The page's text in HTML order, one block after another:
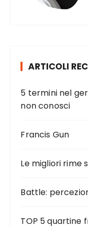
ARTICOLI
5 termini nel
non conosci
Francis Gun
Le migliori rime
Battle:
TOP 5 quartine